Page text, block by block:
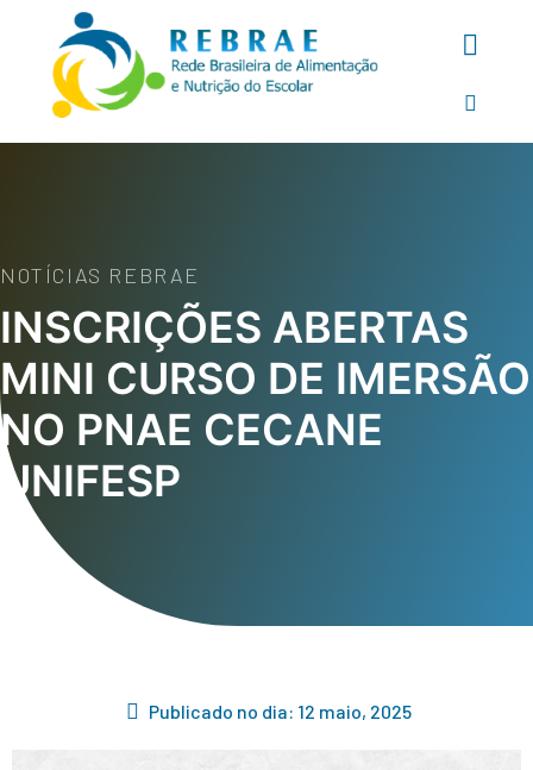
NOTÍCIAS REBRAE
INSCRIÇÕES ABERTAS
MINI CURSO DE IMERSÃO
NO PNAE CECANE
UNIFESP
Publicado no dia: 12 maio, 2025